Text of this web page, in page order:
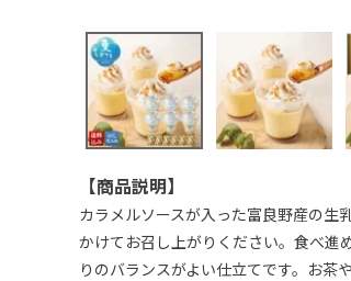
【商品説明】
カラメルソースが入った富良野産の生
かけてお召し上がりください。食べ進
りのバランスがよい仕立てです。お茶